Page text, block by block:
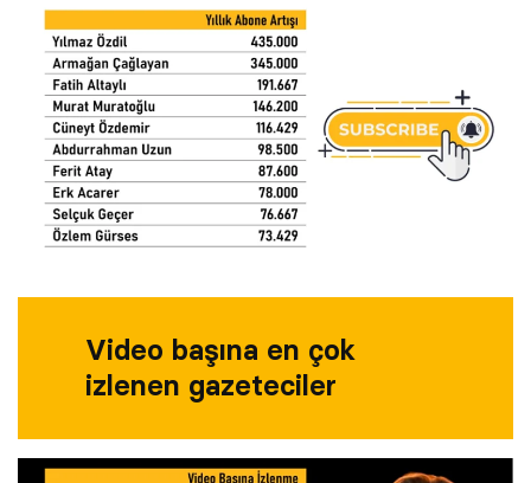
Video başına en çok
izlenen gazeteciler